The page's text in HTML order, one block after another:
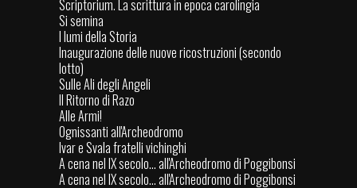
Scriptorium. La scrittura in epoca carolingia
Si semina
I lumi della Storia
Inaugurazione delle nuove ricostruzioni (secondo
lotto)
Sulle Ali degli Angeli
Il Ritorno di Razo
Alle Armi!
Ognissanti all'Archeodromo
Ivar e Svala fratelli vichinghi
A cena nel IX secolo... all'Archeodromo di Poggibonsi
A cena nel IX secolo... all'Archeodromo di Poggibonsi